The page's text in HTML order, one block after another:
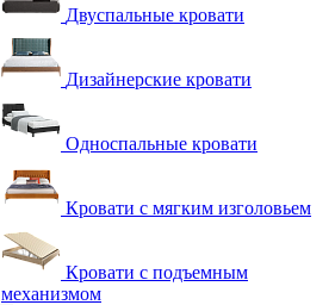
Двуспальные кровати
Дизайнерские кровати
Односпальные кровати
Кровати с мягким изголовьем
Кровати с подъемным
механизмом